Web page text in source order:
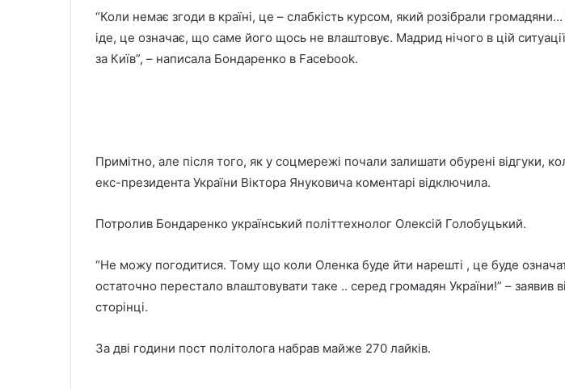
“Коли немає згоди в країні, це – слабкість курсом, який розібрали
іде, це означає, що саме його щось не влаштовує. Мадрид нічого в цій
за Київ”, – написала Бондаренко в Facebook.
Примітно, але після того, як у соцмережі почали залишати обурені відгуки,
екс-президента України Віктора Януковича коментарі відключила.
Потролив Бондаренко український політтехнолог Олексій Голобуцький.
“Не можу погодитися. Тому що коли Оленка буде йти нарешті , це буде
остаточно перестало влаштовувати таке .. серед громадян України!” – заявив
сторінці.
За дві години пост політолога набрав майже 270 лайків.